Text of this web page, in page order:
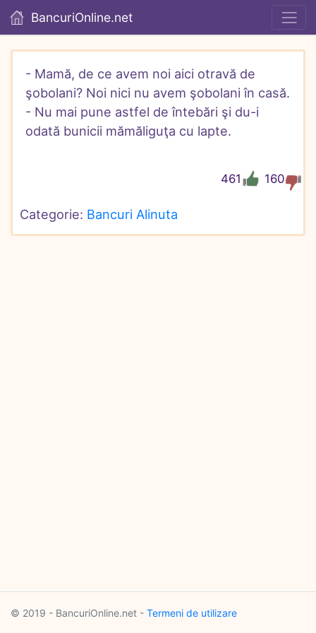
BancuriOnline.net
- Mamă, de ce avem noi aici otravă de
şobolani? Noi nici nu avem şobolani în casă.
- Nu mai pune astfel de întebări şi du-i
odată bunicii mămăliguţa cu lapte.
160
461
Categorie: Bancuri Alinuta
© 2019 - BancuriOnline.net - Termeni de utilizare